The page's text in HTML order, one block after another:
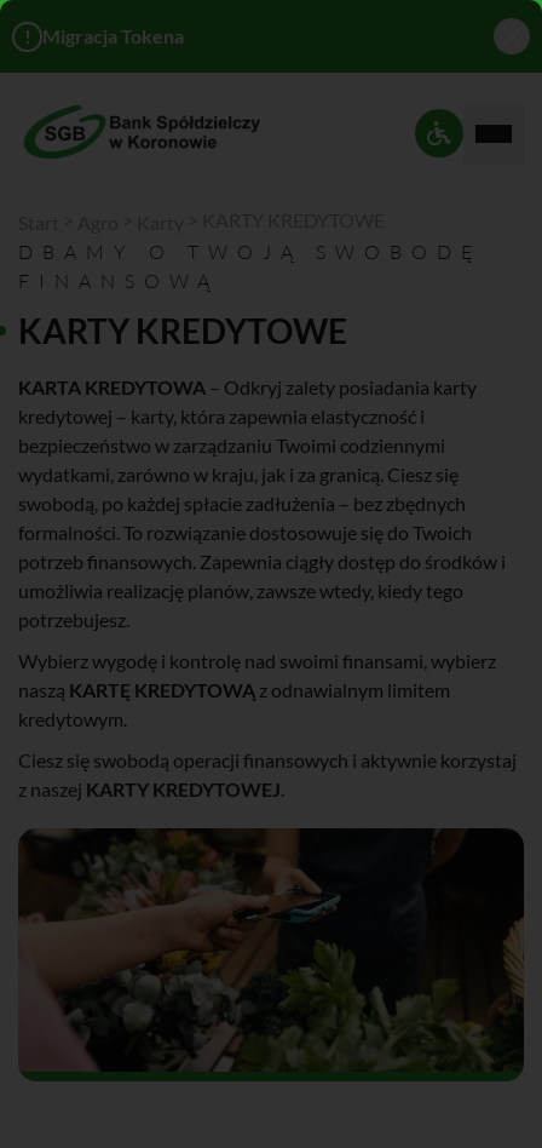
! Migracja Tokena
Ustawienia
DBAMY O TWOJĄ SWOBODĘ
FINANSOWĄ
KARTY KREDYTOWE
KARTA KREDYTOWA – Odkryj zalety posiadania karty
kredytowej – karty, która zapewnia elastyczność i
bezpieczeństwo w zarządzaniu Twoimi codziennymi
wydatkami, zarówno w kraju, jak i za granicą. Ciesz się
swobodą, po każdej spłacie zadłużenia – bez zbędnych
formalności. To rozwiązanie dostosowuje się do Twoich
potrzeb finansowych. Zapewnia ciągły dostęp do środków i
umożliwia realizację planów, zawsze wtedy, kiedy tego
potrzebujesz.
Wybierz wygodę i kontrolę nad swoimi finansami, wybierz
naszą KARTĘ KREDYTOWĄ z odnawialnym limitem
kredytowym.
Ciesz się swobodą operacji finansowych i aktywnie korzystaj
z naszej KARTY KREDYTOWEJ.